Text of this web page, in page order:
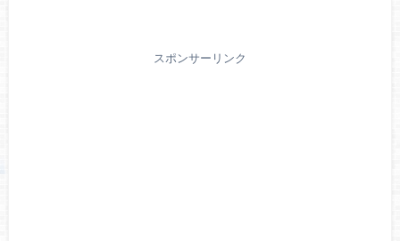
スポンサーリンク